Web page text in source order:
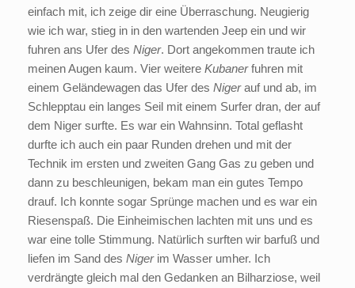
einfach mit, ich zeige dir eine Überraschung. Neugierig
wie ich war, stieg in in den wartenden Jeep ein und wir
fuhren ans Ufer des Niger. Dort angekommen traute ich
meinen Augen kaum. Vier weitere Kubanerfuhren mit
einem Geländewagen das Ufer des Nigerauf und ab, im
Schlepptau ein langes Seil mit einem Surfer dran, der auf
dem Niger surfte. Es war ein Wahnsinn. Total geflasht
durfte ich auch ein paar Runden drehen und mit der
Technik im ersten und zweiten Gang Gas zu geben und
dann zu beschleunigen, bekam man ein gutes Tempo
drauf. Ich konnte sogar Sprünge machen und es war ein
Riesenspaß. Die Einheimischen lachten mit uns und es
war eine tolle Stimmung. Natürlich surften wir barfuß und
liefen im Sand des Niger im Wasser umher. Ich
verdrängte gleich mal den Gedanken an Bilharziose, weil